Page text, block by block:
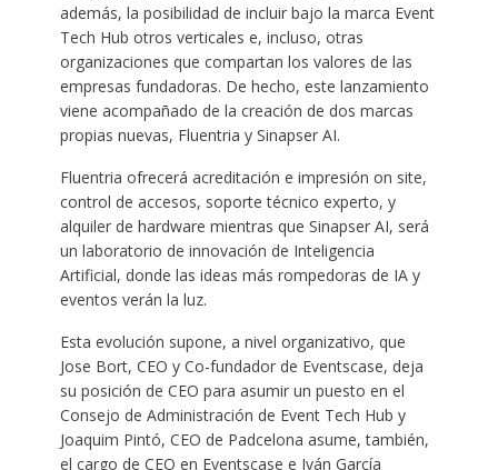
además, la posibilidad de incluir bajo la marca Event
Tech Hub otros verticales e, incluso, otras
organizaciones que compartan los valores de las
empresas fundadoras. De hecho, este lanzamiento
viene acompañado de la creación de dos marcas
propias nuevas, Fluentria y Sinapser AI.
Fluentria ofrecerá acreditación e impresión on site,
control de accesos, soporte técnico experto, y
alquiler de hardware mientras que Sinapser AI, será
un laboratorio de innovación de Inteligencia
Artificial, donde las ideas más rompedoras de IA y
eventos verán la luz.
Esta evolución supone, a nivel organizativo, que
Jose Bort, CEO y Co-fundador de Eventscase, deja
su posición de CEO para asumir un puesto en el
Consejo de Administración de Event Tech Hub y
Joaquim Pintó, CEO de Padcelona asume, también,
el cargo de CEO en Eventscase e Iván García